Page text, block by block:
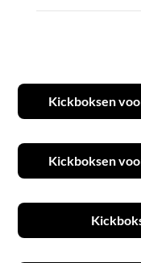
Kickboksen
Kickboksen